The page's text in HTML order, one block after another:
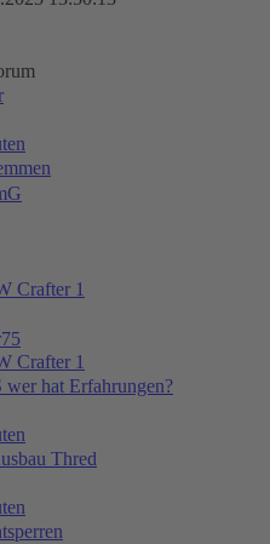
Crafter 1
Crafter 1
hat Erfahrungen?
Thred